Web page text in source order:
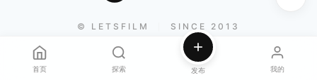
© LETSFILM SINCE 2013
首页 探索 发布 我的